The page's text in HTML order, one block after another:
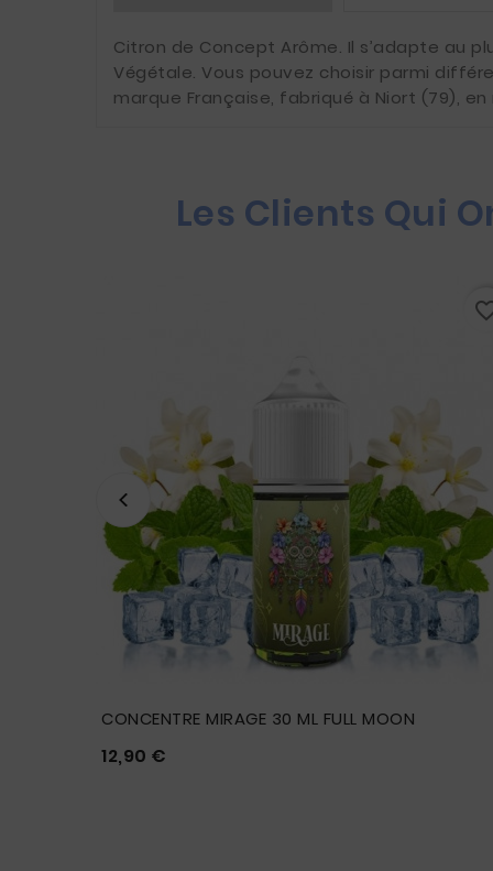
Citron de Concept Arôme. Il s’adapte au
Végétale. Vous pouvez choisir parmi
marque Française, fabriqué à Niort (79),
Les Clients Qui
CONCENTRE MIRAGE 30 ML FULL MOON
 
12,90 €